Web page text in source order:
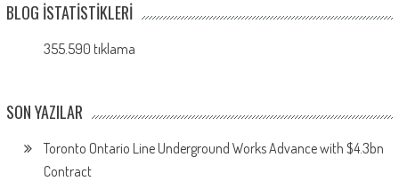
BLOG İSTATISTIKLERI
355.590 tıklama
SON YAZILAR
Toronto Ontario Line Underground Works Advance with $4.3bn
Contract